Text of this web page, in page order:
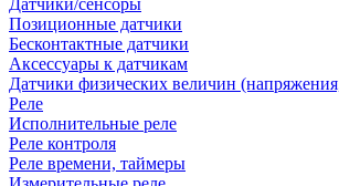
Датчики/сенсоры
Позиционные датчики
Бесконтактные датчики
Аксессуары к датчикам
Датчики физических величин
Реле
Исполнительные реле
Реле контроля
Реле времени, таймеры